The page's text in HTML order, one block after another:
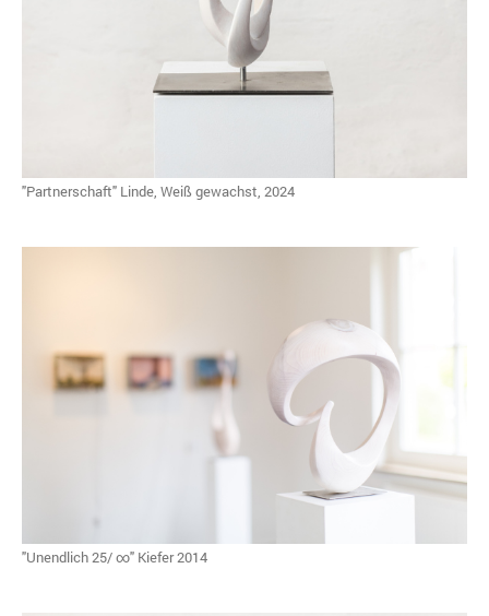
"Partnerschaft" Linde, Weiß gewachst, 2024
"Unendlich 25/ ∞" Kiefer 2014